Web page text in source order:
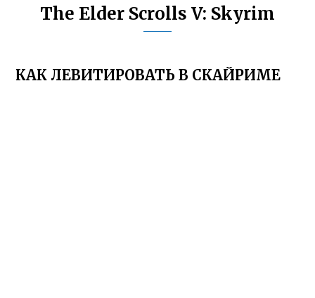
The Elder Scrolls V: Skyrim
КАК ЛЕВИТИРОВАТЬ В СКАЙРИМЕ